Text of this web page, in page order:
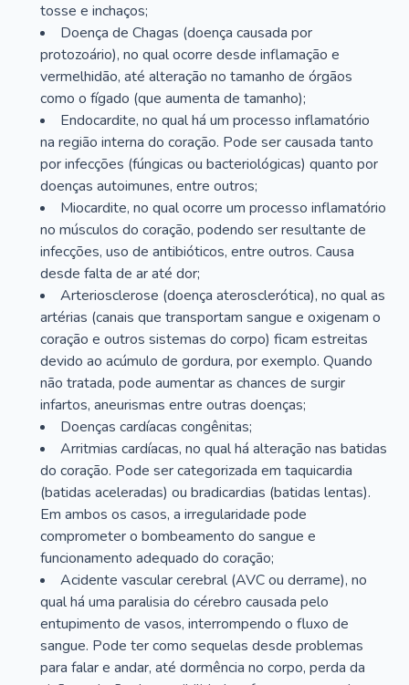
tosse e inchaços;
Doença de Chagas (doença causada por
protozoário), no qual ocorre desde inflamação e
vermelhidão, até alteração no tamanho de órgãos
como o fígado (que aumenta de tamanho);
Endocardite, no qual há um processo inflamatório
na região interna do coração. Pode ser causada tanto
por infecções (fúngicas ou bacteriológicas) quanto por
doenças autoimunes, entre outros;
Miocardite, no qual ocorre um processo inflamatório
no músculos do coração, podendo ser resultante de
infecções, uso de antibióticos, entre outros. Causa
desde falta de ar até dor;
Arteriosclerose (doença aterosclerótica), no qual as
artérias (canais que transportam sangue e oxigenam o
coração e outros sistemas do corpo) ficam estreitas
devido ao acúmulo de gordura, por exemplo. Quando
não tratada, pode aumentar as chances de surgir
infartos, aneurismas entre outras doenças;
Doenças cardíacas congênitas;
Arritmias cardíacas, no qual há alteração nas batidas
do coração. Pode ser categorizada em taquicardia
(batidas aceleradas) ou bradicardias (batidas lentas).
Em ambos os casos, a irregularidade pode
comprometer o bombeamento do sangue e
funcionamento adequado do coração;
Acidente vascular cerebral (AVC ou derrame), no
qual há uma paralisia do cérebro causada pelo
entupimento de vasos, interrompendo o fluxo de
sangue. Pode ter como sequelas desde problemas
para falar e andar, até dormência no corpo, perda da